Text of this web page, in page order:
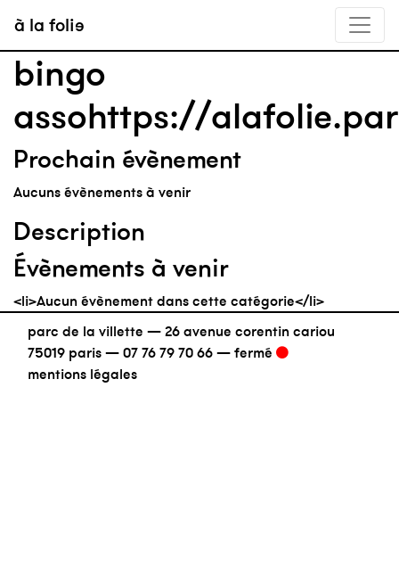
à la folie
bingo
assohttps://
Prochain évènement
Aucuns évènements à venir
Description
Évènements à venir
<li>Aucun évènement dans cette catégorie</li>
parc de la villette — 26 avenue corentin cariou
75019 paris — 07 76 79 70 66 — fermé
mentions légales